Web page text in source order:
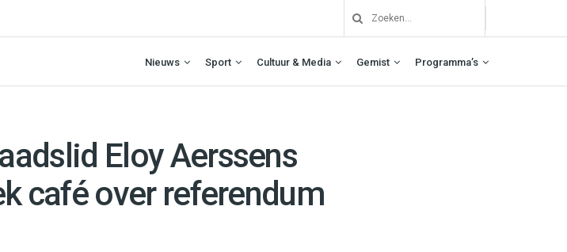
Nieuws Sport Cultuur & Media Gemist Programma’s
Eloy Aerssens
café over referendum